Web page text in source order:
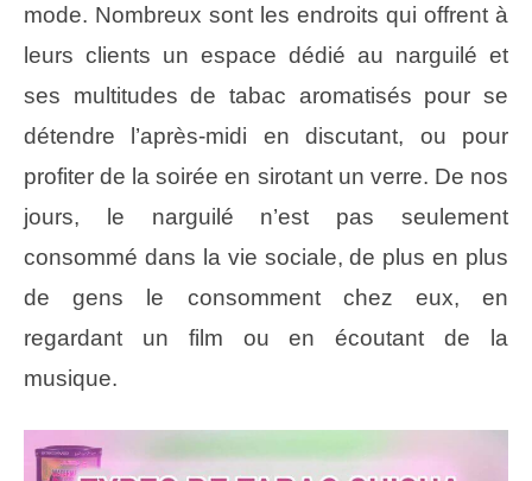
mode. Nombreux sont les endroits qui offrent à
leurs clients un espace dédié au narguilé et
ses multitudes de tabac aromatisés pour se
détendre l’après-midi en discutant, ou pour
profiter de la soirée en sirotant un verre. De nos
jours, le narguilé n’est pas seulement
consommé dans la vie sociale, de plus en plus
de gens le consomment chez eux, en
regardant un film ou en écoutant de la
musique.